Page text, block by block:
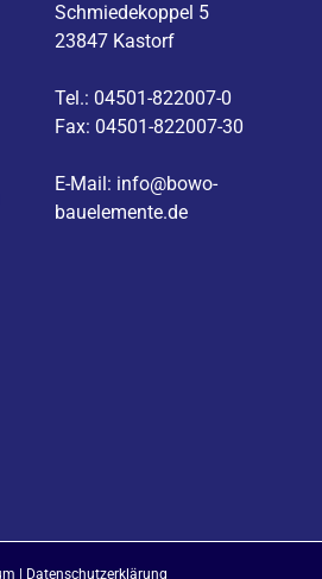
Schmiedekoppel 5
23847 Kastorf
Tel.: 04501-822007-0
Fax: 04501-822007-30
E-Mail: info@bowo-
bauelemente.de
Datenschutzerklärung